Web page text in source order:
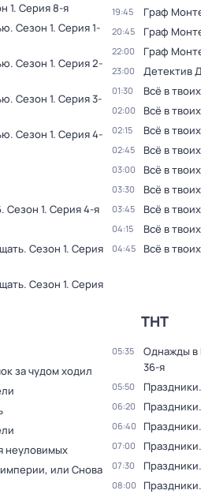
1. Серия 8-я
. Сезон 1. Серия 1-
. Сезон 1. Серия 2-
. Сезон 1. Серия 3-
. Сезон 1. Серия 4-
. Сезон 1. Серия 4-я
. Сезон 1. Серия
. Сезон 1. Серия
19:45 Гpаф
20:45 Гpаф
22:00 Гpаф
23:00 Детектив
01:30 Всё в
02:00 Всё в
02:15 Всё в
02:45 Всё в
03:00 Всё в
03:30 Всё в
03:45 Всё в
04:15 Всё в
04:45 Всё в
за чудом ходил
нeуловимых
или Снова
ТНТ
05:35 Однажды в
36-я
05:50 Праздники
06:20 Праздники
06:40 Праздники
07:00 Праздники
07:30 Праздники
08:00 Праздники